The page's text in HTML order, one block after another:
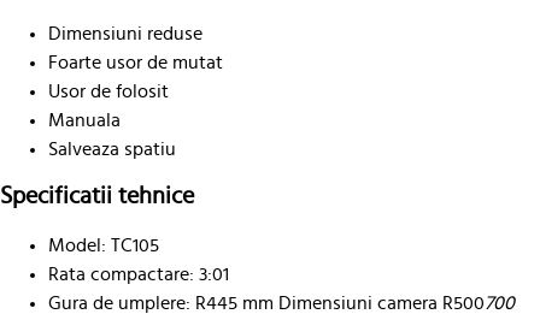
Dimensiuni reduse
Foarte usor de mutat
Usor de folosit
Manuala
Salveaza spatiu
Specificatii tehnice
Model: TC105
Rata compactare: 3:01
Gura de umplere: R445 mm Dimensiuni camera R500700